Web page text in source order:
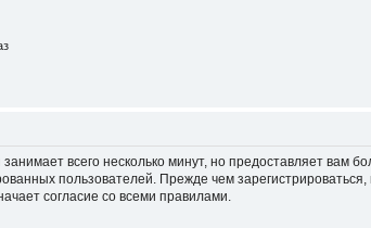
всего несколько минут, но предоставляет вам
пользователей. Прежде чем
согласие со всеми правилами.